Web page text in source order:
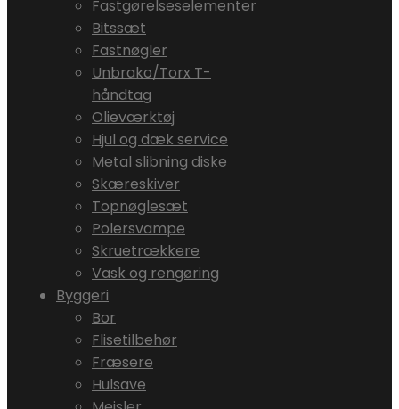
Fastgørelseselementer
Bitssæt
Fastnøgler
Unbrako/Torx T-
håndtag
Olieværktøj
Hjul og dæk service
Metal slibning diske
Skæreskiver
Topnøglesæt
Polersvampe
Skruetrækkere
Vask og rengøring
Byggeri
Bor
Flisetilbehør
Fræsere
Hulsave